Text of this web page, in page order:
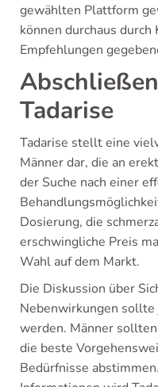
gewählten Plattform
können durchaus
Empfehlungen
Tadarise
Tadarise stellt eine
Männer dar, die an
der Suche nach einer
Dosierung, die
erschwingliche Preis
Wahl auf dem Markt.
Die Diskussion über
Nebenwirkungen
werden. Männer
die beste
Bedürfnisse